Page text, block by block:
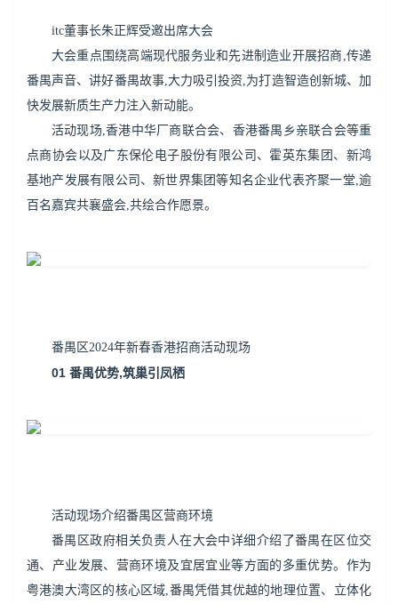
itc董事长朱正辉受邀出席大会
大会重点围绕高端现代服务业和先进制造业开展招商,传递
番禺声音、讲好番禺故事,大力吸引投资,为打造智造创新城、加
快发展新质生产力注入新动能。
活动现场,香港中华厂商联合会、香港番禺乡亲联合会等重
点商协会以及广东保伦电子股份有限公司、霍英东集团、新鸿
基地产发展有限公司、新世界集团等知名企业代表齐聚一堂,逾
百名嘉宾共襄盛会,共绘合作愿景。
番禺区2024年新春香港招商活动现场
01 番禺优势,筑巢引凤栖
活动现场介绍番禺区营商环境
番禺区政府相关负责人在大会中详细介绍了番禺在区位交
通、产业发展、营商环境及宜居宜业等方面的多重优势。作为
粤港澳大湾区的核心区域,番禺凭借其优越的地理位置、立体化